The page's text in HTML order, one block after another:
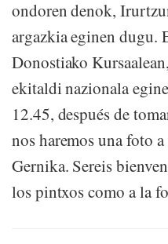
ondoren denok,
argazkia eginen dugu.
Donostiako
ekitaldi nazionala
12.45, después de
nos haremos una foto
Gernika. Sereis
los pintxos como a la